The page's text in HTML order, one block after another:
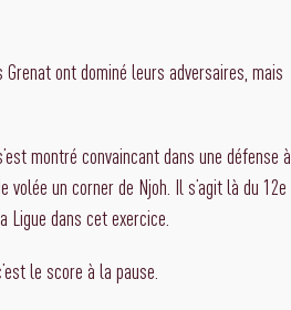
ont dominé leurs adversaires, mais
montré convaincant dans une défense à
un corner de Njoh. Il s’agit là du 12e
dans cet exercice.
le score à la pause.